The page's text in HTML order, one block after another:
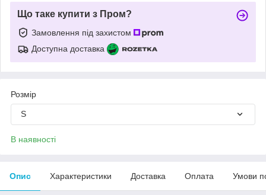
Що таке купити з Пром?
Замовлення під захистом
Доступна доставка
Розмір
S
В наявності
Опис Характеристики Доставка Оплата Умови